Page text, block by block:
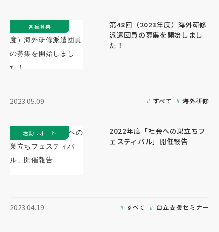
第48回（2023年度）海外研修
派遣団員の募集を開始しまし
た！
2023.05.09 すべて 海外研修
各種募集
2022年度「社会への巣立ちフ
ェスティバル」開催報告
2023.04.19 すべて 自立支援セミナー
活動レポート